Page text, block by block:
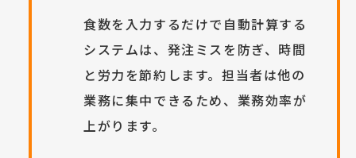
食数を入力するだけで自動計算する
システムは、発注ミスを防ぎ、時間
と労力を節約します。担当者は他の
業務に集中できるため、業務効率が
上がります。